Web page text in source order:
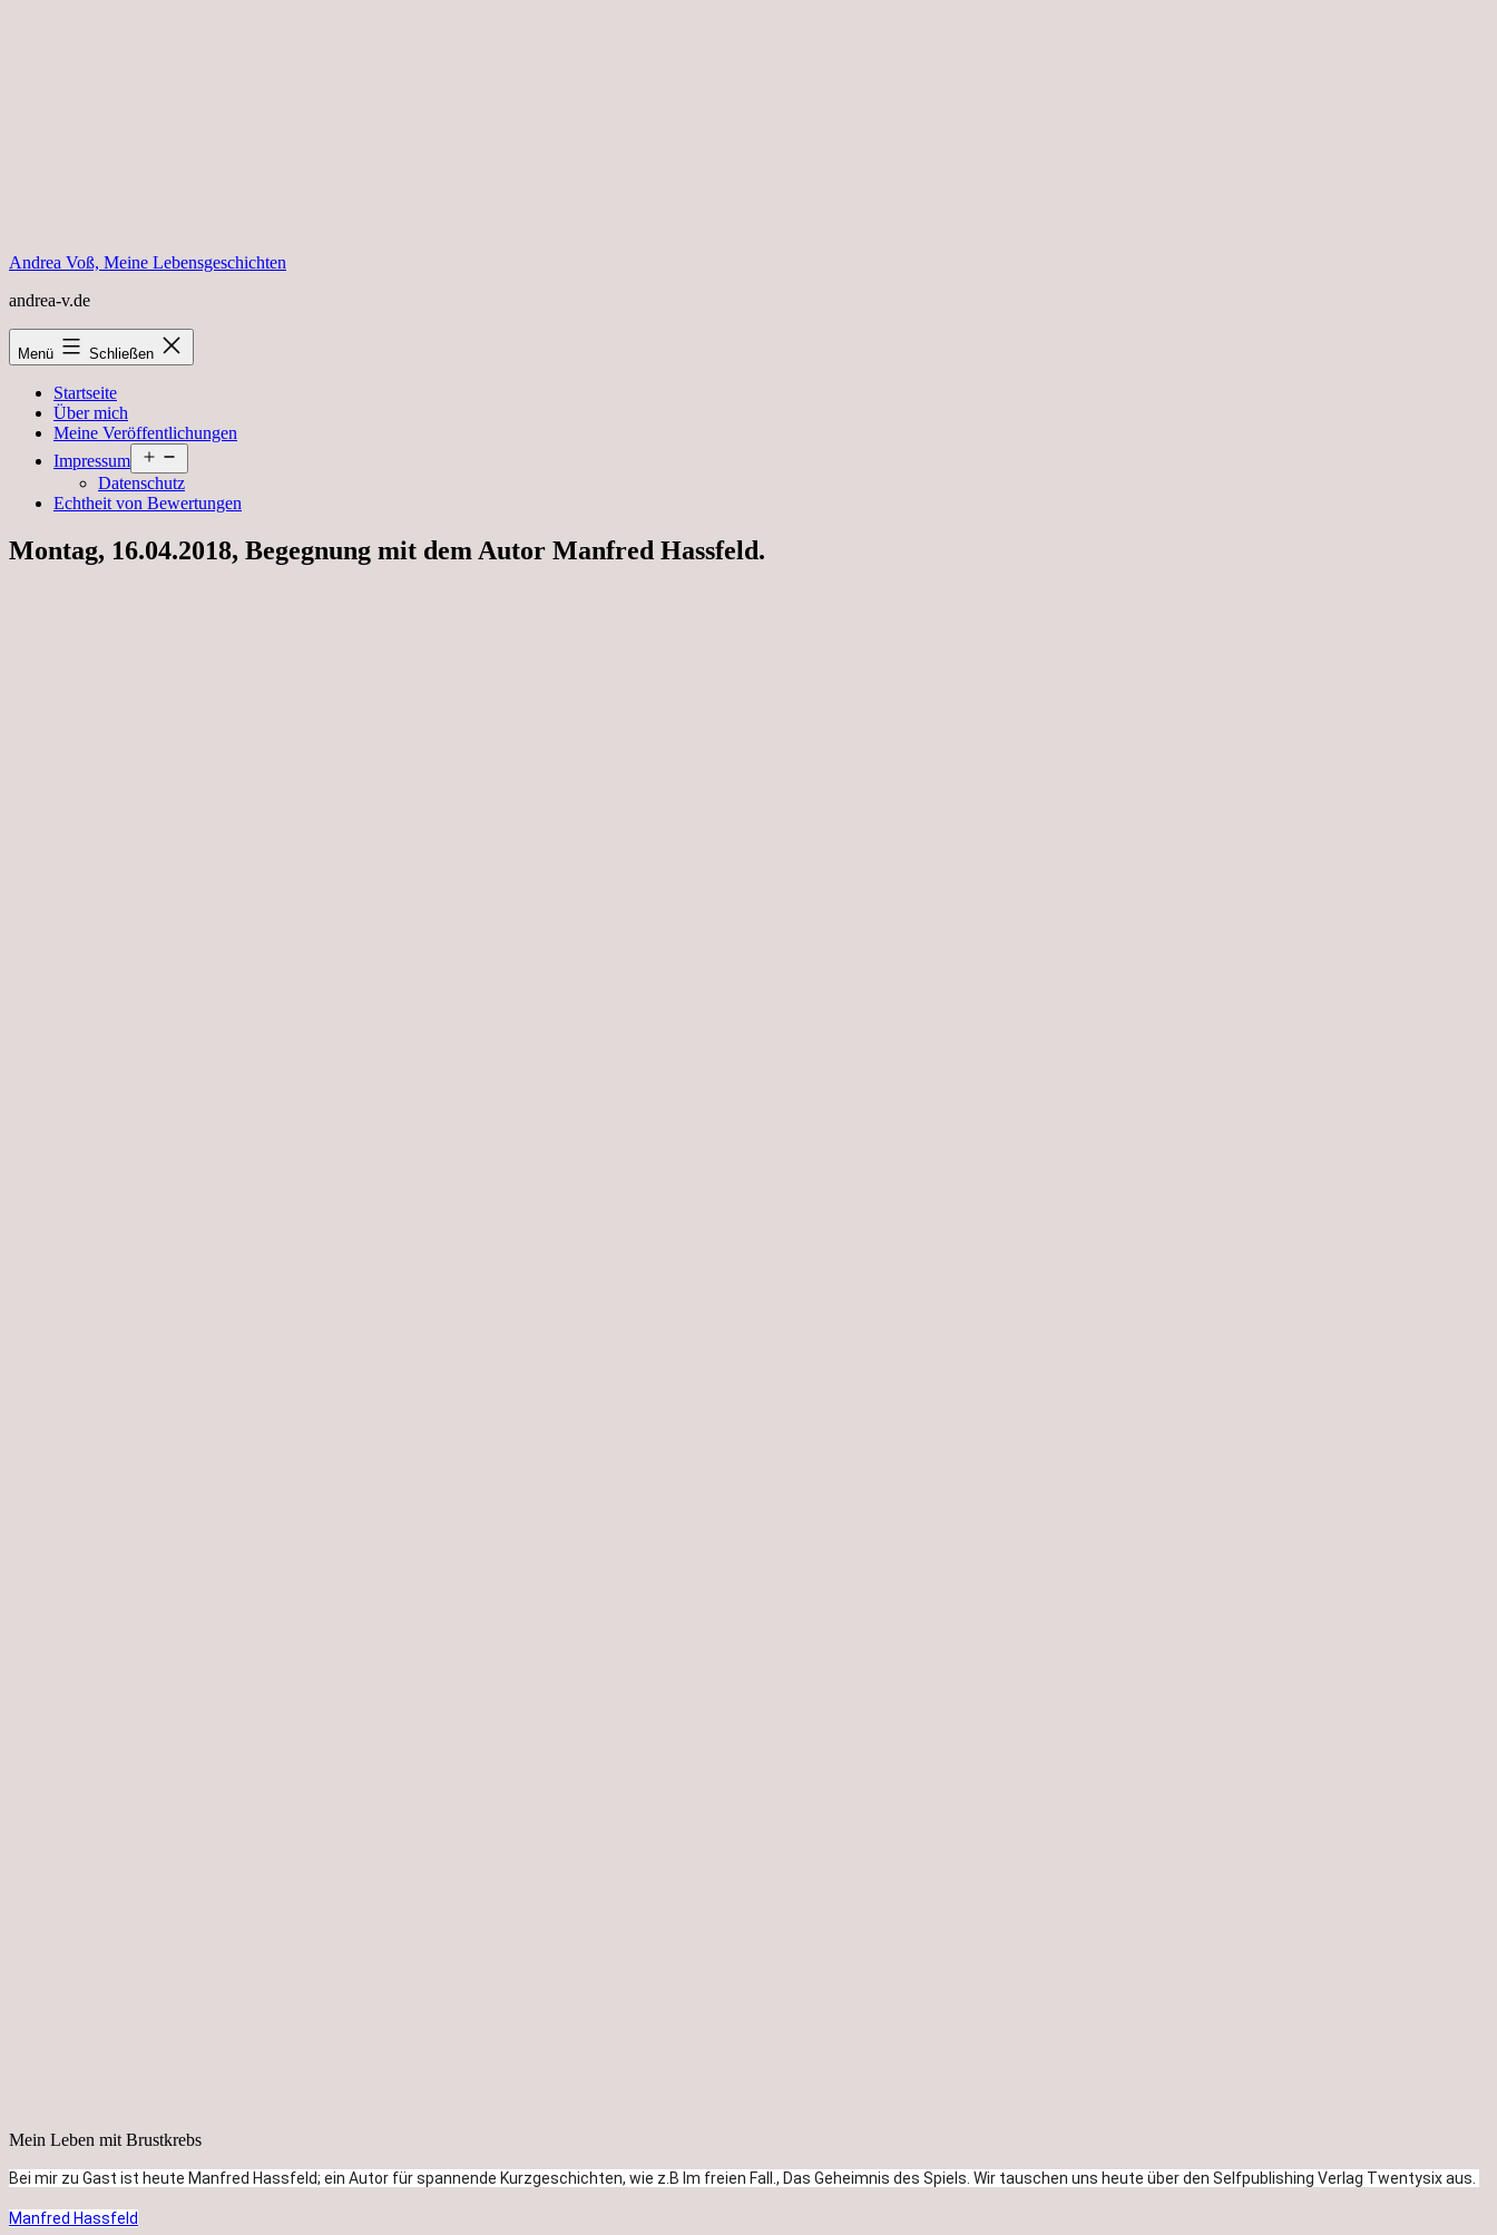
Andrea Voß, Meine Lebensgeschichten
andrea-v.de
Menü Schließen
Startseite
Über mich
Meine Veröffentlichungen
Impressum
öffnen
Datenschutz
Echtheit von Bewertungen
Montag, 16.04.2018, Begegnung mit dem Autor Manfred Hassfeld.
Mein Leben mit Brustkrebs
Bei mir zu Gast ist heute Manfred Hassfeld; ein Autor für spannende Kurzgeschichten, wie z.B Im freien Fall., Das Geheimnis des Spiels. Wir tauschen uns heute über den Selfpublishing Verlag Twentysix aus.
Manfred Hassfeld